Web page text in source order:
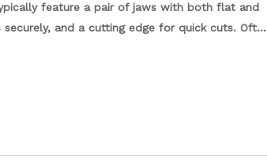
feature a pair of jaws with both flat and
and a cutting edge for quick cuts. Often
grip, allowing users to perform precise work